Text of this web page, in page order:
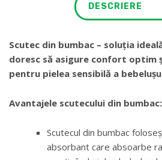
DESCRIERE
Scutec din bumbac – soluția
doresc să asigure confort optim
pentru pielea sensibilă a
Avantajele scutecului din bumbac:
Scutecul din bumbac
absorbant care absoarbe